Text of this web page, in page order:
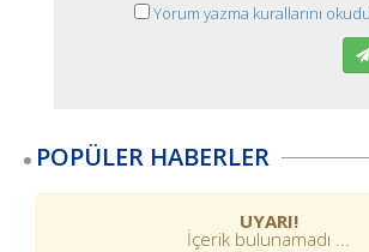
Yorum yazma kurallarını
POPÜLER HABERLER
UYARI!
İçerik bulunamadı ...